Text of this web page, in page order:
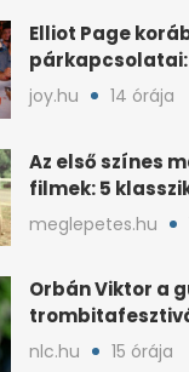
Elliot Page
párkapcsolatai:
színész életében
joy.hu 14 órája
Az első színes
filmek: 5
is jó újranézni
meglepetes.hu
Orbán Viktor a
sörözött a Hotel
nlc.hu 15 órája